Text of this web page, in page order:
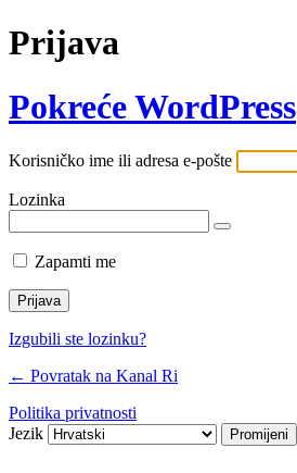
Prijava
Pokreće WordPress
Korisničko ime ili adresa e-pošte
Lozinka
Zapamti me
Izgubili ste lozinku?
← Povratak na Kanal Ri
Politika privatnosti
Jezik